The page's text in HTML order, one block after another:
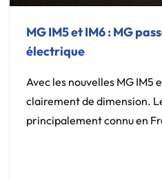
MG IM5 et IM6 : MG
électrique
Avec les nouvelles MG IM5
clairement de dimension.
principalement connu en